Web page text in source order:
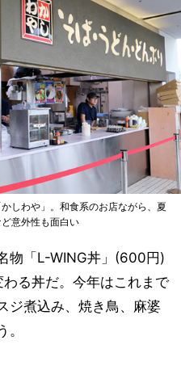
しわや」。和食系のお店ながら、夏
意外性も面白い
物「L-WING丼」(600円)
る丼だ。今年はこれまで
ジ煮込み、焼き鳥、麻婆